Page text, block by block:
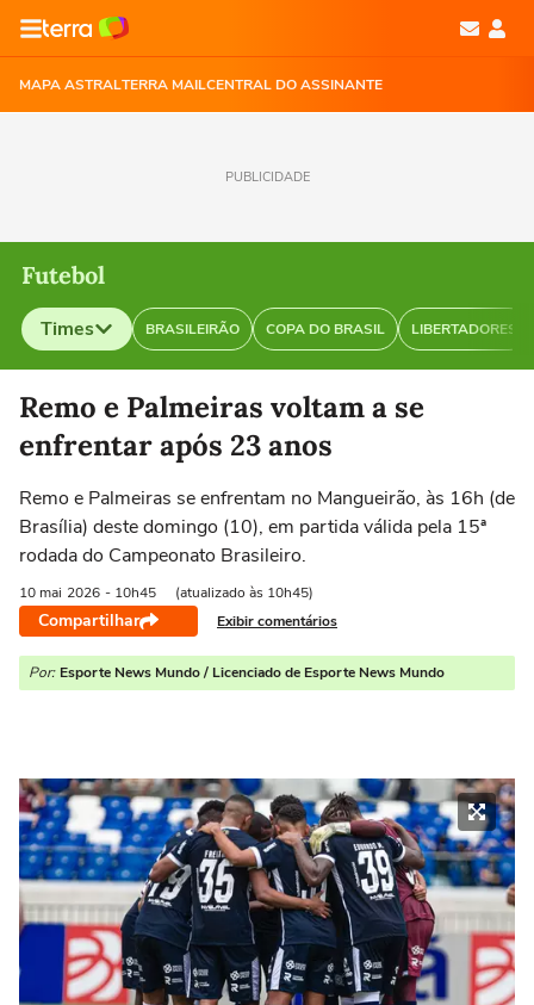
MAPA ASTRALTERRA MAILCENTRAL DO ASSINANTE
PUBLICIDADE
Futebol
Times BRASILEIRÃO COPA DO BRASIL LIBERTADORES
Selecione o time para ver as notícias
Remo e Palmeiras voltam a se
enfrentar após 23 anos
Remo e Palmeiras se enfrentam no Mangueirão, às 16h (de
Brasília) deste domingo (10), em partida válida pela 15ª
rodada do Campeonato Brasileiro.
10 mai 2026 - 10h45 (atualizado às 10h45)
Compartilhar Exibir comentários
Por: Esporte News Mundo / Licenciado de Esporte News Mundo